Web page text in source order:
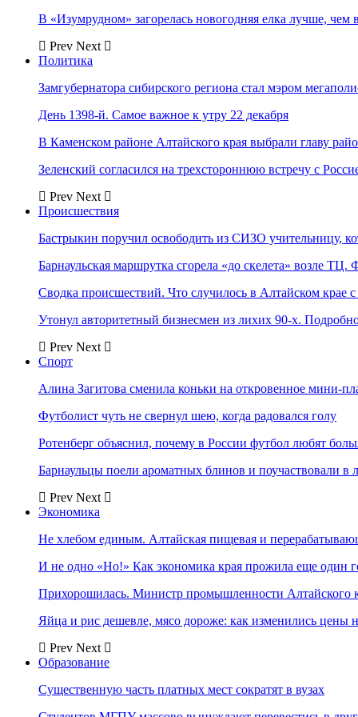
В «Изумрудном» загорелась новогодняя елка лучше,
Prev Next
Политика
Замгубернатора сибирского региона стал мэром
День 1398-й. Самое важное к утру 22 декабря
В Каменском районе Алтайского края выбрали главу
Зеленский согласился на трехстороннюю встречу с
Prev Next
Происшествия
Бастрыкин поручил освободить из СИЗО учительницу,
Барнаульская маршрутка сгорела «до скелета» возле ТЦ.
Сводка происшествий. Что случилось в Алтайском крае с
Утонул авторитетный бизнесмен из лихих 90-х.
Prev Next
Спорт
Алина Загитова сменила коньки на откровенное мини-
Футболист чуть не свернул шею, когда радовался голу
Ротенберг объяснил, почему в России футбол любят
Барнаульцы поели ароматных блинов и поучаствовали в
Prev Next
Экономика
Не хлебом единым. Алтайская пищевая и
И не одно «Но!» Как экономика края прожила еще один
Прихорошилась. Министр промышленности
Яйца и рис дешевле, мясо дороже: как изменились цены
Prev Next
Образование
Существенную часть платных мест сократят в вузах